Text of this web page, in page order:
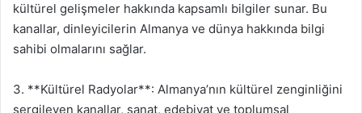
kültürel gelişmeler hakkında kapsamlı bilgiler sunar. Bu
kanallar, dinleyicilerin Almanya ve dünya hakkında bilgi
sahibi olmalarını sağlar.
3. **Kültürel Radyolar**: Almanya’nın kültürel zenginliğini
sergileyen kanallar, sanat, edebiyat ve toplumsal